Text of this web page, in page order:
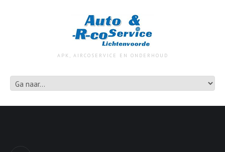
APK, AIRCOSERVICE EN ONDERHOUD